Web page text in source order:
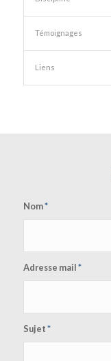
Témoignages
Liens
Nom*
Adresse mail*
Sujet*